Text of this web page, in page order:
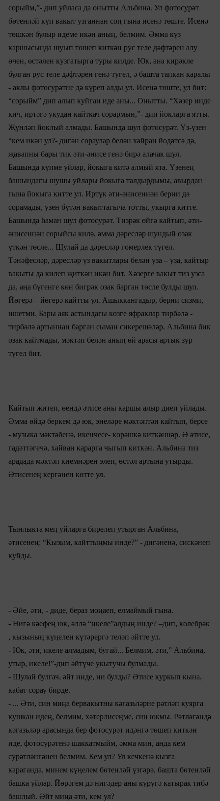
сорыйм,”- дип уйласа да онытты Альбина. Ул фотосурәт
бөтенләй күп вакыт узганнан соң гына исенә төште. Исенә
төшкән булыр идеме икән аның, белмим. Әмма күз
каршысында шуып төшеп киткән рус теле дәфтәрен алу
өчен, өстәлен кузгатырга туры килде. Юк, ана кирәкле
булган рус теле дәфтәрен генә тугел, ә башта тапкан каралы
- аклы фотосурәтне дә күреп алды ул. Исенә төште, ул бит:
“сорыйм” дип алып куйган иде аны... Онытты. “Хәзер инде
кич, иртәгә укудан кайткач сорармын,”- дип йокларга ятты.
Җүнләп йоклый алмады. Башында шул фотосурәт. Үз-үзен
“кем икән ул?- дигән сораулар белән хәйран йөдәтсә дә,
җавапны бары тик әти-әнисе генә бирә алачак шул.
Башында күпме уйлар, йокыга китә алмый ята. Үзенең
башындагы шушы уйлары йокыга талдырдымы, авырдан
гына йокыга китте ул. Иртүк әти-әнисеннән берни дә
сорамады, үзен бүтән вакыттагыча тотты, укырга китте.
Башында һаман шул фотосурәт. Тизрәк өйгә кайтып, әти-
әнисеннән сорыйсы килә, әмма дәресләр шундый озак
үткән төсле... Шулай да дәресләр гомерлек түгел.
Тәнәфесләр, дәресләр үз вакытлары белән уза – уза, кайтыр
вакыты да килеп җиткән икән бит. Хәзерге вакыт тиз узса
да, аңа бүгенге көн бигрәк озак барган төсле булды шул.
Йөгерә – йөгерә кайтты ул. Ашыккангадыр, берни сизми,
ишетми. Бары аяк астындагы көзге яфраклар тирбәлә -
тирбәлә артыннан барган сыман сикерешәләр. Альбина бик
озак кайтмады, мәктәп белән аның өй арасы артык зур
түгел бит.
Кайтып җитеп, өендә әтисе аны каршы алыр диеп уйлады.
Әмма өйдә беркем дә юк, энеләре мәктәптән кайтып, берсе
- музыка мәктәбенә, икенчесе- көрәшкә киткәннәр. Ә әтисе,
гадәттәгечә, хайван карарга чыгып киткән. Альбина тиз
арадада мәктәп киемнәрен элеп, өстәл артына утырды.
Әтисенең кергәнен көтте ул.
Тынлыкта мең уйларга бирелеп утырган Альбина,
әтисенең: “Кызым, кайттыңмы инде?” - дигәненә, сискәнеп
куйды.
- Әйе, әти, - диде, бераз моңаеп, елмаймый гына.
- Нигә кәефең юк, әллә “икеле”алдың инде? –дип, көлебрәк
, кызының күңелен күтәрергә теләп әйтте ул.
- Юк, әти, икеле алмадым, бугай... Белмим, әти,” Альбина,
утыр, икеле!”-дип әйтүче укытучы булмады.
- Шулай булгач, әйт инде, ни булды? Әтисе куркып кына,
кабат сорау бирде.
- ... Әти, син миңа бервакытны кәгазьләрне рәтләп куярга
кушкан идең, белмим, хәтерлисеңме, син юкмы. Рәтләгәндә
кәгазьләр арасында бер фотосурәт идәнгә төшеп киткән
иде, фотосурәтенә шаккатмыйм, әмма мин, анда кем
сурәтләнгәнен белмим. Кем ул? Ул кечкенә кызга
караганда, минем күңелем бөтенләй үзгәрә, башта бөтенләй
башка уйлар. Йөрәгем дә нигәдер аны күрүгә катырак тибә
башлый. Әйт миңа әти, кем ул?